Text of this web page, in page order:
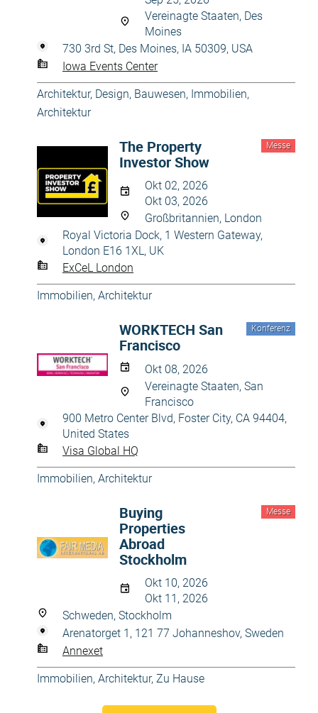
Vereinagte Staaten, Des
Moines
730 3rd St, Des Moines, IA 50309, USA
Iowa Events Center
Architektur, Design, Bauwesen, Immobilien,
Architektur
Messe
The Property
Investor Show
Okt 02, 2026
Okt 03, 2026
Großbritannien, London
Royal Victoria Dock, 1 Western Gateway,
London E16 1XL, UK
ExCeL London
Immobilien, Architektur
Konferenz
WORKTECH San
Francisco
Okt 08, 2026
Vereinagte Staaten, San
Francisco
900 Metro Center Blvd, Foster City, CA 94404,
United States
Visa Global HQ
Immobilien, Architektur
Messe
Buying
Properties
Abroad
Stockholm
Okt 10, 2026
Okt 11, 2026
Schweden, Stockholm
Arenatorget 1, 121 77 Johanneshov, Sweden
Annexet
Immobilien, Architektur, Zu Hause